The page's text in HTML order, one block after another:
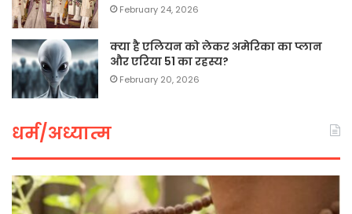
February 24, 2026
क्या है एलियन को लेकर अमेरिका का प्लान
और एरिया 51 का रहस्य?
February 20, 2026
धर्म/अध्यात्म